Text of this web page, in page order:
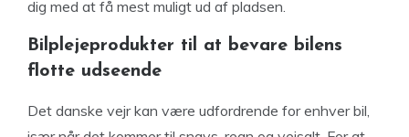
dig med at få mest muligt ud af pladsen.
Bilplejeprodukter til at bevare bilens
flotte udseende
Det danske vejr kan være udfordrende for enhver bil,